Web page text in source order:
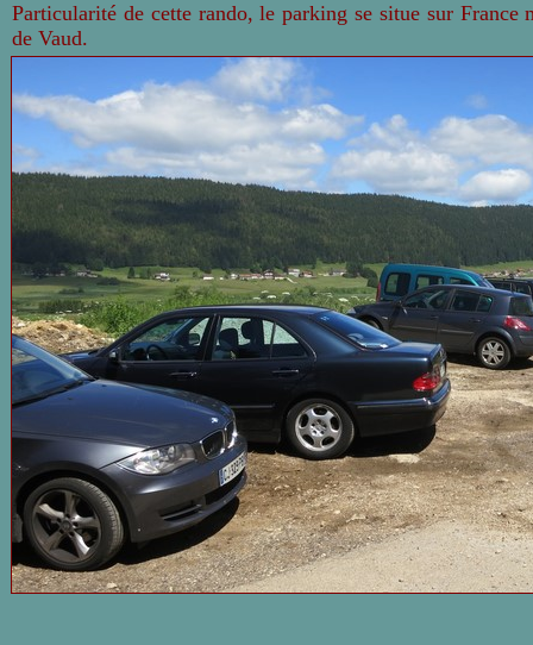
Particularité de cette rando, le parking se situe sur France
de Vaud.